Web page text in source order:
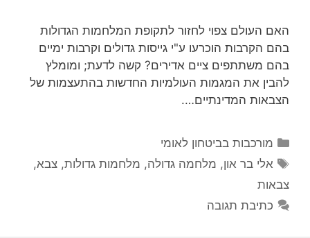
האם העולם צפוי לחזור לתקופת המלחמות הגדולות
בהם הקרבות הוכרעו ע"י גייסות גדולים וקרבות ימיים
בהם משתתפים ציים אדירים? קשה לדעת; ומומלץ
להבין את המגמות העולמיות החדשות בהתעצמות של
הצבאות המדינתיים….
קטגוריות
מורכבות בביטחון לאומי
תגיות
אלי בר און, מלחמה גדולה, מלחמות גדולות,צבא,
צבאות
כתיבת תגובה